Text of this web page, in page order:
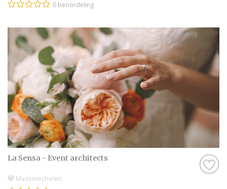
0 beoordeling
La Sensa - Event architects
Maasmechelen